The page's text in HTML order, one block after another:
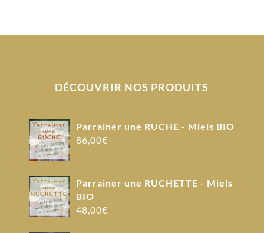
DÉCOUVRIR NOS PRODUITS
Parrainer une RUCHE - Miels BIO
86,00€
Parrainer une RUCHETTE - Miels
BIO
48,00€